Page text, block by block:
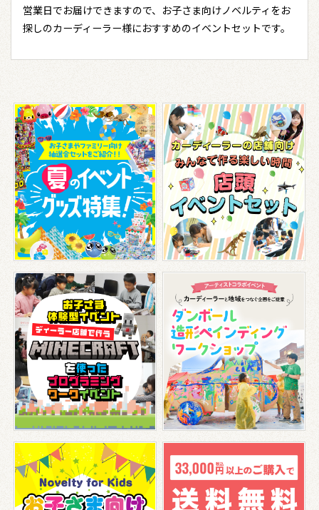
営業日でお届けできますので、お子さま向けノベルティをお
探しのカーディーラー様におすすめのイベントセットです。